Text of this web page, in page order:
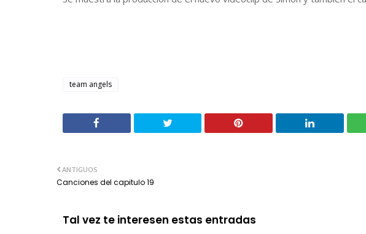
team angels
ANTIGUOS
Canciones del capitulo 19
Tal vez te interesen estas entradas